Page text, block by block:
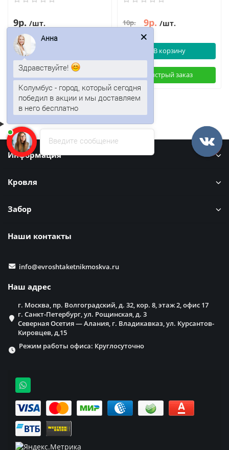
9р. /шт.
Быстрый заказ
10р. 9р. /шт.
В корзину
Быстрый заказ
Информация
Кровля
Забор
Наши контакты
info@evroshtaketnikmoskva.ru
Наш адрес
г. Москва, пр. Волгоградский, д. 32, кор. 8, этаж 2, офис 17
г. Санкт-Петербург, ул. Рощинская, д. 3
Северная Осетия — Алания, г. Владикавказ, ул. Курсантов-
Кировцев, д,15
Режим работы офиса: Круглосуточно
Введите сообщение
Анна
Здравствуйте!
Колумбус - город, который сегодня
победил в акции и мы доставляем
в него бесплатно